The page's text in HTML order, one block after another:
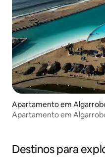
Apartamento em
Apartamento em
Destinos para